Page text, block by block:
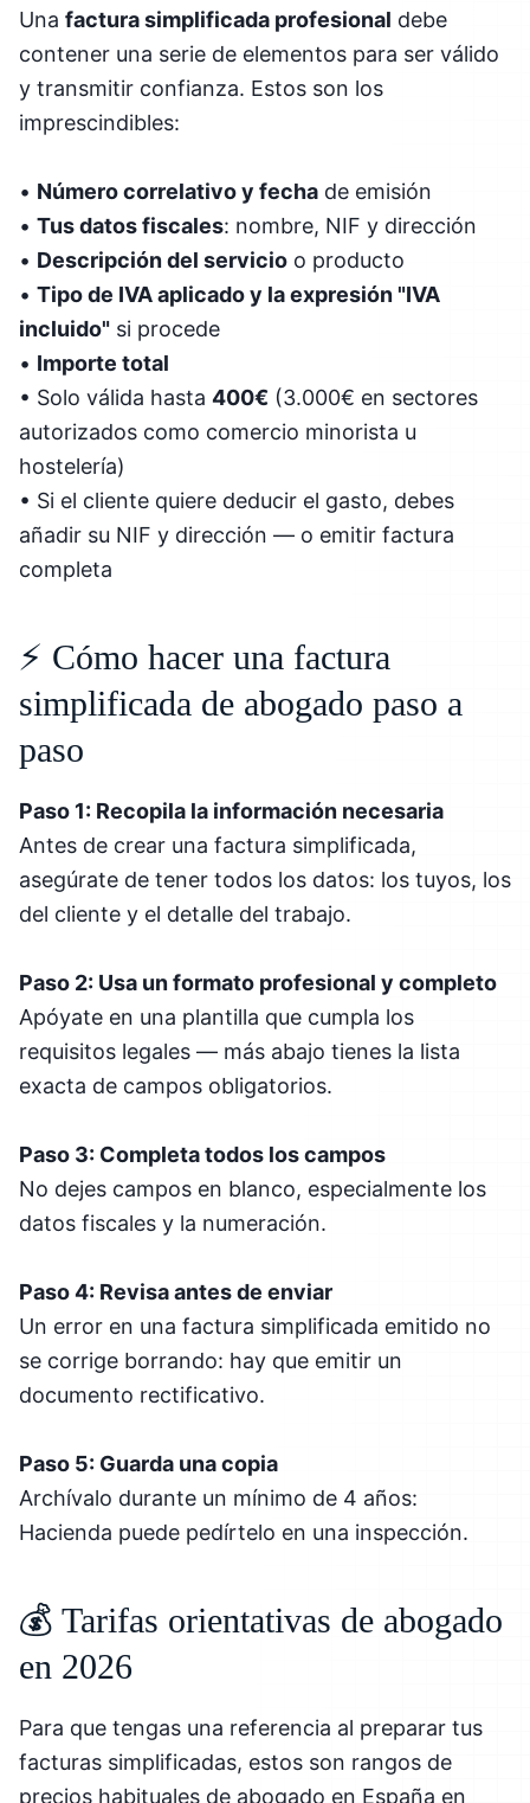
Una factura simplificada profesional debe
contener una serie de elementos para ser válido
y transmitir confianza. Estos son los
imprescindibles:
• Número correlativo y fecha de emisión
• Tus datos fiscales: nombre, NIF y dirección
• Descripción del servicio o producto
• Tipo de IVA aplicado y la expresión "IVA
incluido" si procede
• Importe total
• Solo válida hasta 400€ (3.000€ en sectores
autorizados como comercio minorista u
hostelería)
• Si el cliente quiere deducir el gasto, debes
añadir su NIF y dirección — o emitir factura
completa
⚡ Cómo hacer una factura
simplificada de abogado paso a
paso
Paso 1: Recopila la información necesaria
Antes de crear una factura simplificada,
asegúrate de tener todos los datos: los tuyos, los
del cliente y el detalle del trabajo.
Paso 2: Usa un formato profesional y completo
Apóyate en una plantilla que cumpla los
requisitos legales — más abajo tienes la lista
exacta de campos obligatorios.
Paso 3: Completa todos los campos
No dejes campos en blanco, especialmente los
datos fiscales y la numeración.
Paso 4: Revisa antes de enviar
Un error en una factura simplificada emitido no
se corrige borrando: hay que emitir un
documento rectificativo.
Paso 5: Guarda una copia
Archívalo durante un mínimo de 4 años:
Hacienda puede pedírtelo en una inspección.
💰 Tarifas orientativas de abogado
en 2026
Para que tengas una referencia al preparar tus
facturas simplificadas, estos son rangos de
precios habituales de abogado en España en